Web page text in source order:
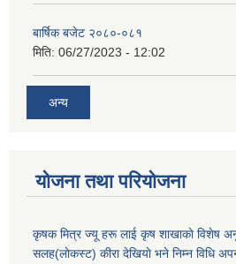
बार्षिक बजेट २०८०-०८१
मिति: 06/27/2023 - 12:02
अन्य
योजना तथा परियोजना
कृषक मित्र ज्यू हरू लाई कृष शाखाकाे विशेष
सलह(लाेकस्ट) कीरा देखियाे भने निम्न विधि